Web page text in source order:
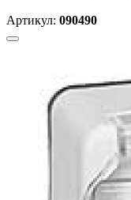
Артикул: 090490